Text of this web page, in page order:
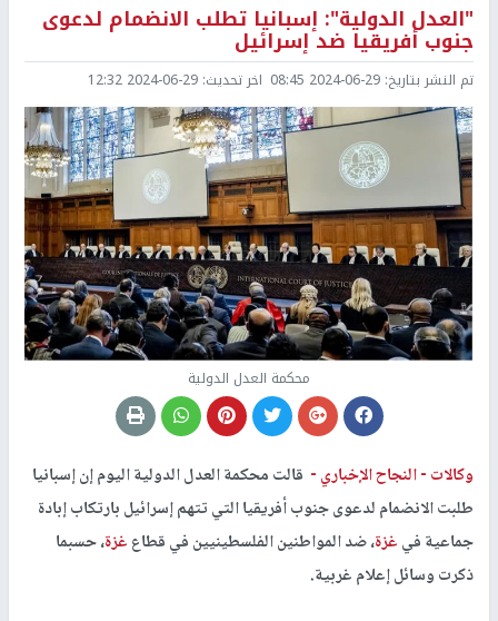
"العدل الدولية": إسبانيا تطلب الانضمام لدعوى
جنوب أفريقيا ضد إسرائيل
تم النشر بتاريخ: 2024-06-29 08:45 اخر تحديث: 2024-06-29 12:32
محكمة العدل الدولية
وكالات -النجاح الإخباري - قالت محكمة العدل الدولية اليوم إن إسبانيا
طلبت الانضمام لدعوى جنوب أفريقيا التي تتهم إسرائيل بارتكاب إبادة
جماعية فيغزة، ضد المواطنين الفلسطينيين في قطاعغزة، حسبما
ذكرت وسائل إعلام غربية.